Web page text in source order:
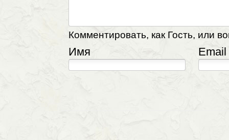
Комментировать, как Гость, или
Имя Email